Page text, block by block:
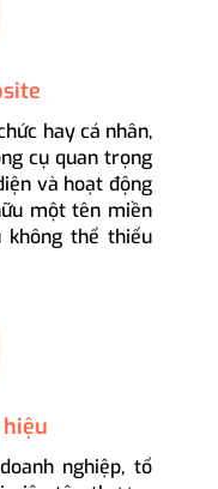
hay cá nhân,
cụ quan trọng
và hoạt động
một tên miền
thể thiếu
nghiệp, tổ